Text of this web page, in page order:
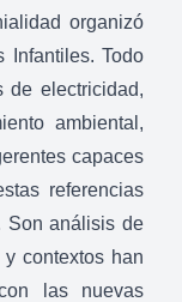
organizó
Infantiles. Todo
de electricidad,
ambiental,
capaces
referencias
Son análisis de
contextos han
las nuevas